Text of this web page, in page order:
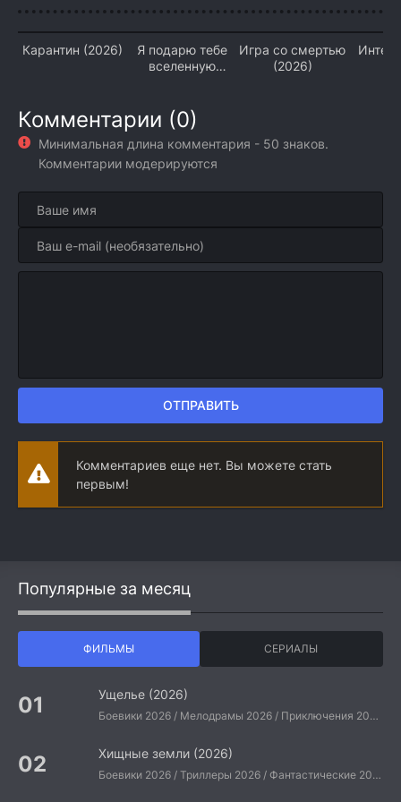
Карантин (2026)
Я подарю тебе
вселенную
Игра со смертью
(2026)
Комментарии (0)
Минимальная длина комментария - 50 знаков.
Комментарии модерируются
ОТПРАВИТЬ
Комментариев еще нет. Вы можете стать
первым!
Популярные за месяц
ФИЛЬМЫ СЕРИАЛЫ
Ущелье (2026)
Боевики 2026 / Мелодрамы 2026 / Приключения 2026 / Ужасы 2026 / Фантастические 2026 / Зарубежные фильмы 2026 / Американские фильмы / Фильмы 2026
Хищные земли (2026)
Боевики 2026 / Триллеры 2026 / Фантастические 2026 / Зарубежные фильмы 2026 / Американские фильмы / Фильмы 2026